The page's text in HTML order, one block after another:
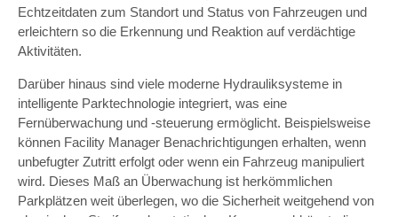
Echtzeitdaten zum Standort und Status von Fahrzeugen und
erleichtern so die Erkennung und Reaktion auf verdächtige
Aktivitäten.
Darüber hinaus sind viele moderne Hydrauliksysteme in
intelligente Parktechnologie integriert, was eine
Fernüberwachung und -steuerung ermöglicht. Beispielsweise
können Facility Manager Benachrichtigungen erhalten, wenn
unbefugter Zutritt erfolgt oder wenn ein Fahrzeug manipuliert
wird. Dieses Maß an Überwachung ist herkömmlichen
Parkplätzen weit überlegen, wo die Sicherheit weitgehend von